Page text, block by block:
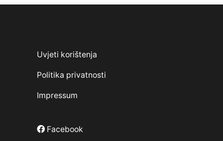
Uvjeti korištenja
Politika privatnosti
Impressum
Facebook